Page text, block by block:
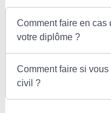
Comment faire en cas
votre diplôme ?
Comment faire si
civil ?